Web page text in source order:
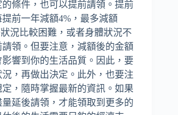
條件，也可以提前請領。提前
前一年減額4%，最多減額
況比較困難，或者身體狀況不
領。但要注意，減額後的金額
響到你的生活品質。因此，要
，再做出決定。此外，也要注
，隨時掌握最新的資訊。如果
延後請領，才能領取到更多的